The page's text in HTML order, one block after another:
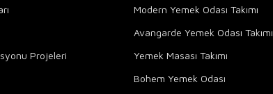
Projeleri
Modern Yemek Odası Takımı
Avangarde Yemek Odası Takımı
Yemek Masası Takımı
Bohem Yemek Odası